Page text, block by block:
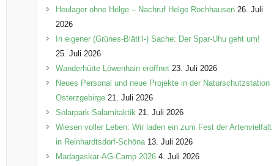
Heulager ohne Helge – Nachruf Helge Rochhausen 26. Juli
2026
In eigener (Grünes-Blätt’l-) Sache: Der Spar-Uhu geht um!
25. Juli 2026
Wanderhütte Löwenhain eröffnet 23. Juli 2026
Neues Personal und neue Projekte in der Naturschutzstation
Osterzgebirge 21. Juli 2026
Solarpark-Salamitaktik 21. Juli 2026
Wiesen voller Leben: Wir laden ein zum Fest der Artenvielfalt
in Reinhardtsdorf-Schöna 13. Juli 2026
Madagaskar-AG-Camp 2026 4. Juli 2026